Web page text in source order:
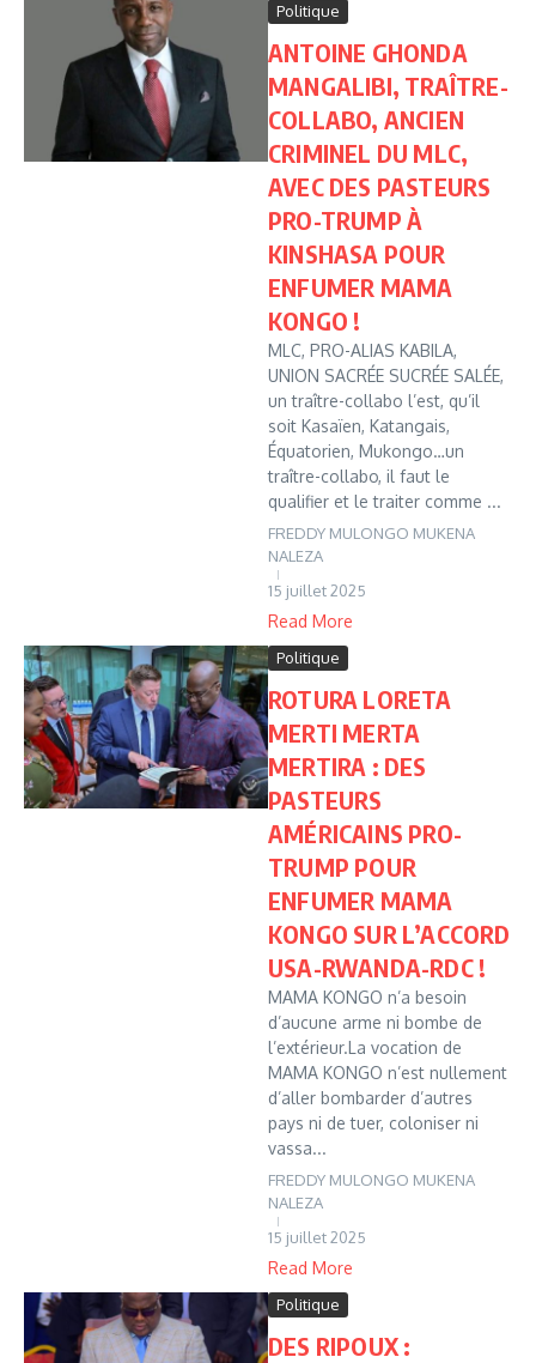
Politique
ANTOINE GHONDA
MANGALIBI, TRAÎTRE-
COLLABO, ANCIEN
CRIMINEL DU MLC,
AVEC DES PASTEURS
PRO-TRUMP À
KINSHASA POUR
ENFUMER MAMA
KONGO !
MLC, PRO-ALIAS KABILA,
UNION SACRÉE SUCRÉE SALÉE,
un traître-collabo l’est, qu’il
soit Kasaïen, Katangais,
Équatorien, Mukongo…un
traître-collabo, il faut le
qualifier et le traiter comme ...
FREDDY MULONGO MUKENA
NALEZA
15 juillet 2025
Read More
Politique
ROTURA LORETA
MERTI MERTA
MERTIRA : DES
PASTEURS
AMÉRICAINS PRO-
TRUMP POUR
ENFUMER MAMA
KONGO SUR L’ACCORD
USA-RWANDA-RDC !
MAMA KONGO n’a besoin
d’aucune arme ni bombe de
l’extérieur.La vocation de
MAMA KONGO n’est nullement
d’aller bombarder d’autres
pays ni de tuer, coloniser ni
vassa...
FREDDY MULONGO MUKENA
NALEZA
15 juillet 2025
Read More
Politique
DES RIPOUX :